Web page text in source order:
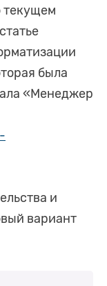
текущем
была
«Менеджер
и
вариант